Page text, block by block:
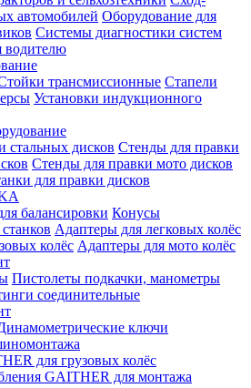
автомобилей Оборудование для
Системы диагностики систем
водителю
трансмиссионные Стапели
Установки индукционного
стальных дисков Стенды для правки
Стенды для правки мото дисков
для правки дисков
балансировки Конусы
Адаптеры для легковых колёс
колёс Адаптеры для мото колёс
Пистолеты подкачки, манометры
соединительные
ключи
для грузовых колёс
GAITHER для монтажа